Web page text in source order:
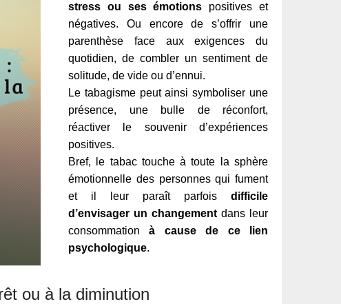
stress ou ses émotions positives et
négatives. Ou encore de s’offrir une
parenthèse face aux exigences du
quotidien, de combler un sentiment de
solitude, de vide ou d’ennui.
Le tabagisme peut ainsi symboliser une
présence, une bulle de réconfort,
réactiver le souvenir d’expériences
positives.
Bref, le tabac touche à toute la sphère
émotionnelle des personnes qui fument
et il leur paraît parfois difficile
d’envisager un changement dans leur
consommationà cause de ce lien
psychologique.
ou à la diminution